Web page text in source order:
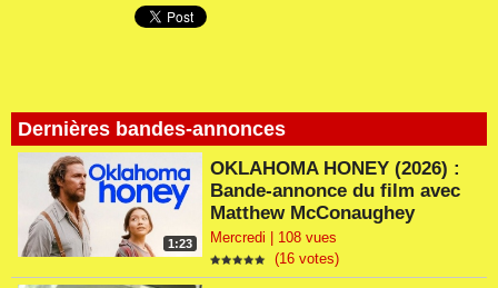
Dernières bandes-annonces
1:23
OKLAHOMA HONEY (2026) :
Bande-annonce du film avec
Matthew McConaughey
Mercredi | 108 vues
(16 votes)